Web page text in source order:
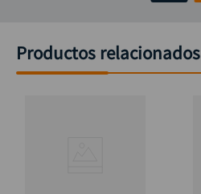
Productos relacionados